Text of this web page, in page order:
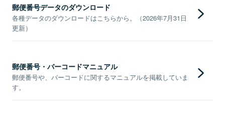
郵便番号データのダウンロード
各種データのダウンロードはこちらから。（2026年7月31日
更新）
郵便番号・バーコードマニュアル
郵便番号や、バーコードに関するマニュアルを掲載していま
す。